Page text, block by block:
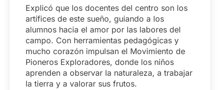
Explicó que los docentes del centro son los
artífices de este sueño, guiando a los
alumnos hacia el amor por las labores del
campo. Con herramientas pedagógicas y
mucho corazón impulsan el Movimiento de
Pioneros Exploradores, donde los niños
aprenden a observar la naturaleza, a trabajar
la tierra y a valorar sus frutos.